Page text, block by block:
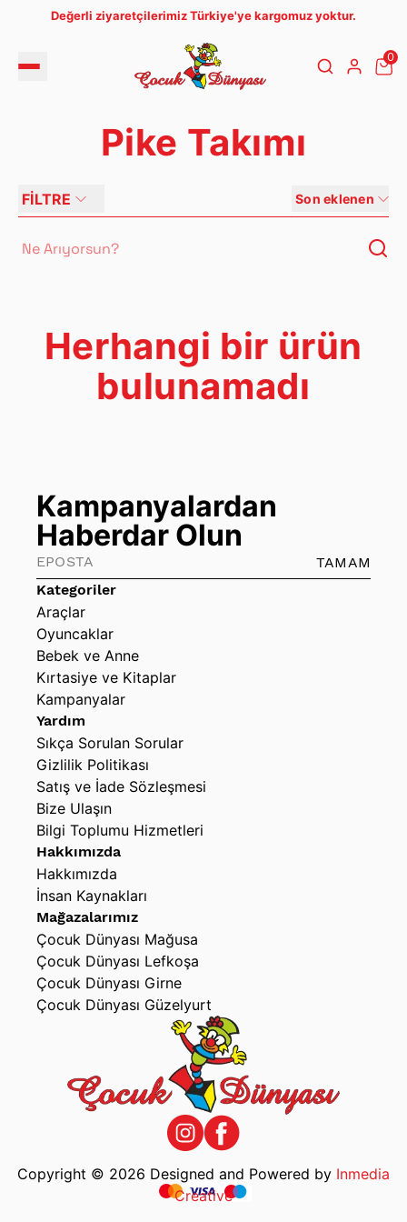
Değerli ziyaretçilerimiz Türkiye'ye kargomuz yoktur.
0
Pike Takımı
FİLTRE Son eklenen
Herhangi bir ürün
bulunamadı
Kategoriler
Araçlar
Oyuncaklar
Bebek ve Anne
Kırtasiye ve Kitaplar
Kampanyalar
Yardım
Sıkça Sorulan Sorular
Gizlilik Politikası
Satış ve İade Sözleşmesi
Bize Ulaşın
Bilgi Toplumu Hizmetleri
Hakkımızda
Hakkımızda
İnsan Kaynakları
Mağazalarımız
Çocuk Dünyası Mağusa
Çocuk Dünyası Lefkoşa
Çocuk Dünyası Girne
Çocuk Dünyası Güzelyurt
Kampanyalardan
Haberdar Olun
TAMAM
Copyright © 2026 Designed and Powered by Inmedia
Creative